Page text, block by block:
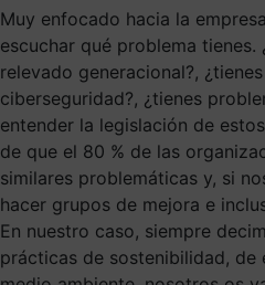
Muy enfocado hacia la
escuchar qué problema tienes.
relevado generacional?,
ciberseguridad?, ¿tienes
entender la legislación de
de que el 80 % de las
similares problemáticas y, si
hacer grupos de mejora e
En nuestro caso, siempre
prácticas de sostenibilidad, de